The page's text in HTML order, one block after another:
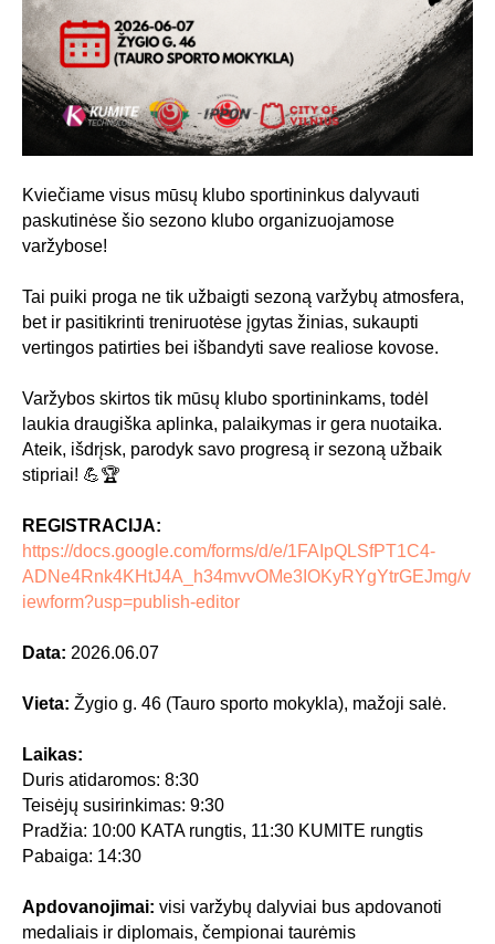
Kviečiame visus mūsų klubo sportininkus dalyvauti
paskutinėse šio sezono klubo organizuojamose
varžybose!
Tai puiki proga ne tik užbaigti sezoną varžybų atmosfera,
bet ir pasitikrinti treniruotėse įgytas žinias, sukaupti
vertingos patirties bei išbandyti save realiose kovose.
Varžybos skirtos tik mūsų klubo sportininkams, todėl
laukia draugiška aplinka, palaikymas ir gera nuotaika.
Ateik, išdrįsk, parodyk savo progresą ir sezoną užbaik
stipriai! 💪🏆
REGISTRACIJA:
https://docs.google.com/forms/d/e/1FAIpQLSfPT1C4-
ADNe4Rnk4KHtJ4A_h34mvvOMe3IOKyRYgYtrGEJmg/v
iewform?usp=publish-editor
Data: 2026.06.07
Vieta: Žygio g. 46 (Tauro sporto mokykla), mažoji salė.
Laikas:
Duris atidaromos: 8:30
Teisėjų susirinkimas: 9:30
Pradžia: 10:00 KATA rungtis, 11:30 KUMITE rungtis
Pabaiga: 14:30
Apdovanojimai: visi varžybų dalyviai bus apdovanoti
medaliais ir diplomais, čempionai taurėmis